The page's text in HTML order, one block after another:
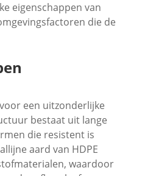
eigenschappen van
die de
een uitzonderlijke
bestaat uit lange
die resistent is
aard van HDPE
waardoor